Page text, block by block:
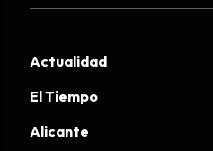
Actualidad
El Tiempo
Alicante